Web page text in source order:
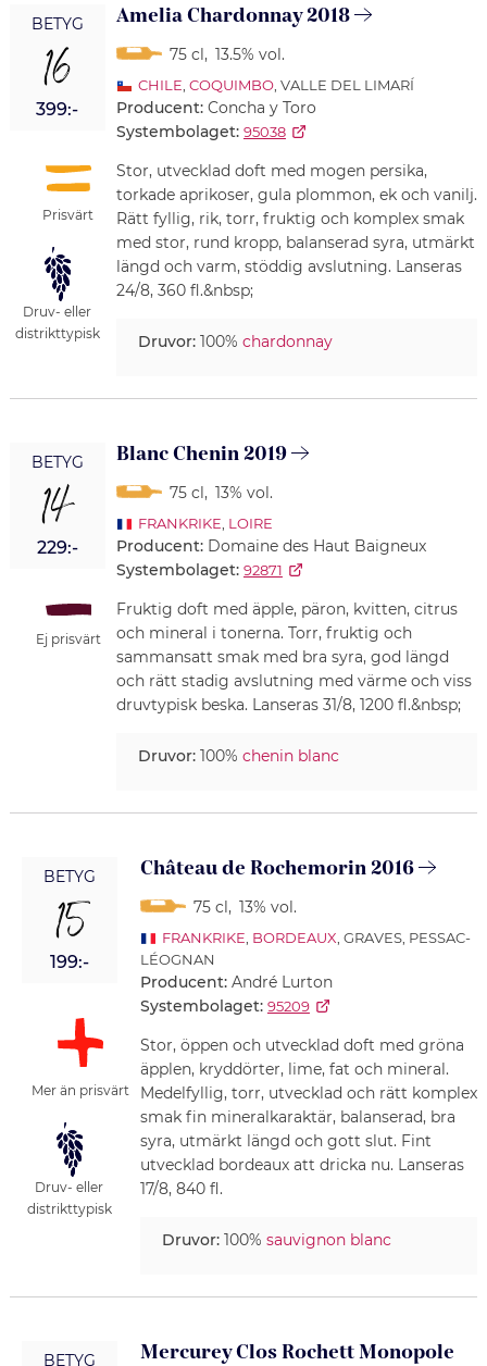
BETYG
16
399:-
Prisvärt
Druv- eller
distrikttypisk
Amelia Chardonnay 2018
75 cl, 13.5% vol.
CHILE COQUIMBO, VALLE DEL LIMARÍ
Producent: Concha y Toro
Systembolaget: 95038
Stor, utvecklad doft med mogen persika,
torkade aprikoser, gula plommon, ek och vanilj.
Rätt fyllig, rik, torr, fruktig och komplex smak
med stor, rund kropp, balanserad syra, utmärkt
längd och varm, stöddig avslutning. Lanseras
24/8, 360 fl.&nbsp;
Druvor:100% chardonnay
BETYG
14
229:-
Ej prisvärt
Blanc Chenin 2019
75 cl, 13% vol.
FRANKRIKE LOIRE
Producent: Domaine des Haut Baigneux
Systembolaget: 92871
Fruktig doft med äpple, päron, kvitten, citrus
och mineral i tonerna. Torr, fruktig och
sammansatt smak med bra syra, god längd
och rätt stadig avslutning med värme och viss
druvtypisk beska. Lanseras 31/8, 1200 fl.&nbsp;
Druvor:100% chenin blanc
BETYG
15
199:-
Mer än prisvärt
Druv- eller
distrikttypisk
Château de Rochemorin 2016
75 cl, 13% vol.
FRANKRIKE BORDEAUX , GRAVES, PESSAC-
LÉOGNAN
Producent: André Lurton
Systembolaget: 95209
Stor, öppen och utvecklad doft med gröna
äpplen, kryddörter, lime, fat och mineral.
Medelfyllig, torr, utvecklad och rätt komplex
smak fin mineralkaraktär, balanserad, bra
syra, utmärkt längd och gott slut. Fint
utvecklad bordeaux att dricka nu. Lanseras
17/8, 840 fl.
Druvor:100% sauvignon blanc
BETYG
Mercurey Clos Rochett Monopole